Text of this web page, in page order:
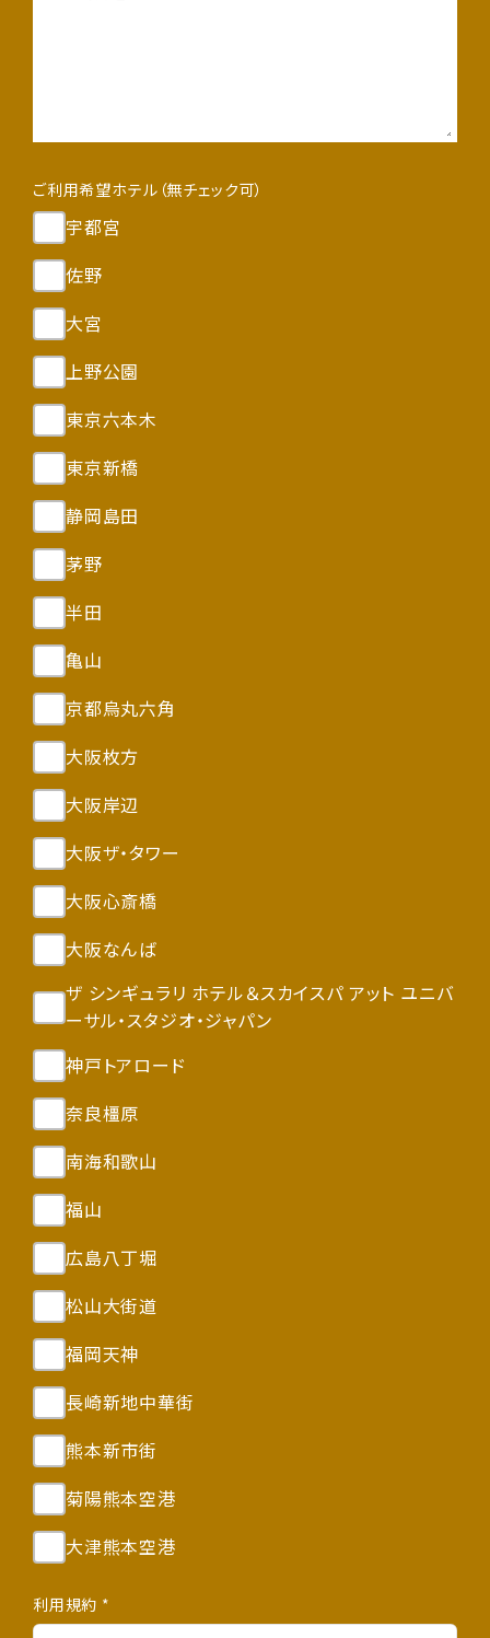
ご利用希望ホテル（無チェック可）
宇都宮
佐野
大宮
上野公園
東京六本木
東京新橋
静岡島田
茅野
半田
亀山
京都烏丸六角
大阪枚方
大阪岸辺
大阪ザ・タワー
大阪心斎橋
大阪なんば
ザ シンギュラリ ホテル＆スカイスパ アット ユニバ
ーサル・スタジオ・ジャパン
神戸トアロード
奈良橿原
南海和歌山
福山
広島八丁堀
松山大街道
福岡天神
長崎新地中華街
熊本新市街
菊陽熊本空港
大津熊本空港
利用規約 *